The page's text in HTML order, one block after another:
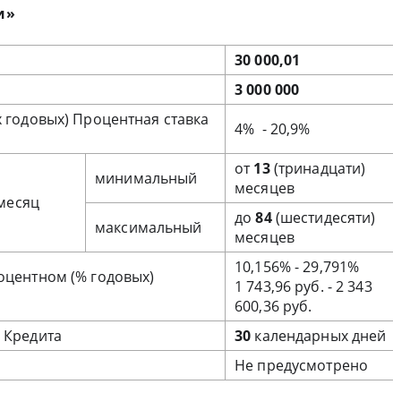
30 000,01
3 000 000
Процентная ставка
4% - 20,9%
минимальный от13(тринадцати)
месяцев
максимальный
до84(шестидесяти)
месяцев
(% годовых)
10,156% - 29,791%
1 743,96 руб. - 2 343
600,36 руб.
30 календарных дней
Не предусмотрено